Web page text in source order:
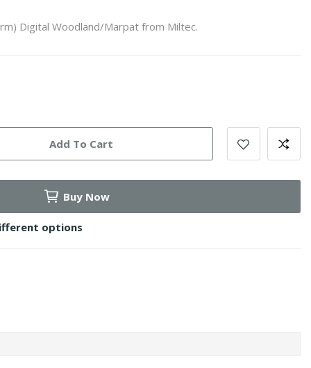
Digital Woodland/Marpat from Miltec.
Add To Cart
Buy Now
options